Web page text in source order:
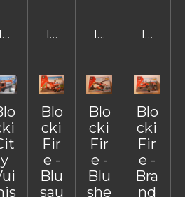
In winkelwagenIn winkelwagen
In In
y
Blo
cki
Fir
e -
Blu
sau
Blo
cki
Fir
e -
Blu
she
Blo
cki
Fir
e -
Bra
nd